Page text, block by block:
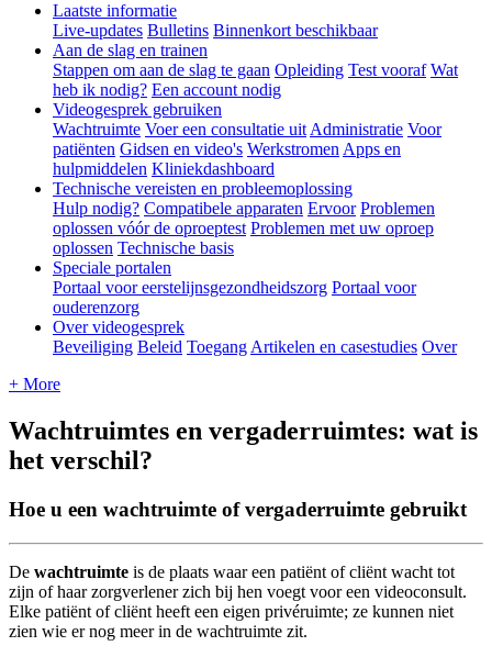
Laatste informatie
Live-updates Bulletins Binnenkort beschikbaar
Aan de slag en trainen
Stappen om aan de slag te gaan Opleiding Test vooraf Wat
heb ik nodig? Een account nodig
Videogesprek gebruiken
Wachtruimte Voer een consultatie uit Administratie Voor
patiënten Gidsen en video's Werkstromen Apps en
hulpmiddelen Kliniekdashboard
Technische vereisten en probleemoplossing
Hulp nodig? Compatibele apparaten Ervoor Problemen
oplossen vóór de oproeptest Problemen met uw oproep
oplossen Technische basis
Speciale portalen
Portaal voor eerstelijnsgezondheidszorg Portaal voor
ouderenzorg
Over videogesprek
Beveiliging Beleid Toegang Artikelen en casestudies Over
+ More
Wachtruimtes en vergaderruimtes: wat is
het verschil?
Hoe u een wachtruimte of vergaderruimte gebruikt
De wachtruimte is de plaats waar een patiënt of cliënt wacht tot
zijn of haar zorgverlener zich bij hen voegt voor een videoconsult.
Elke patiënt of cliënt heeft een eigen privéruimte; ze kunnen niet
zien wie er nog meer in de wachtruimte zit.